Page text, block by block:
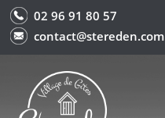
02 96 91 80 57
contact@stereden.com